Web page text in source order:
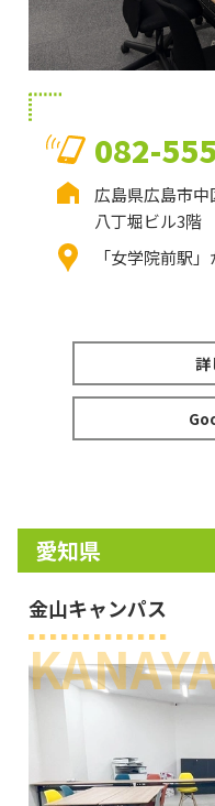
082-
広島県広島市
八丁堀ビル3階
「女学院前駅
詳
愛知県
金山キャンパス